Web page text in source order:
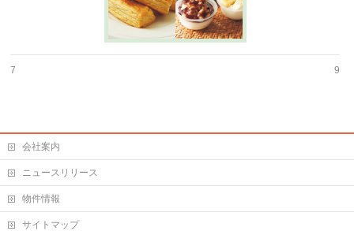
7 9
会社案内
ニュースリリース
物件情報
サイトマップ